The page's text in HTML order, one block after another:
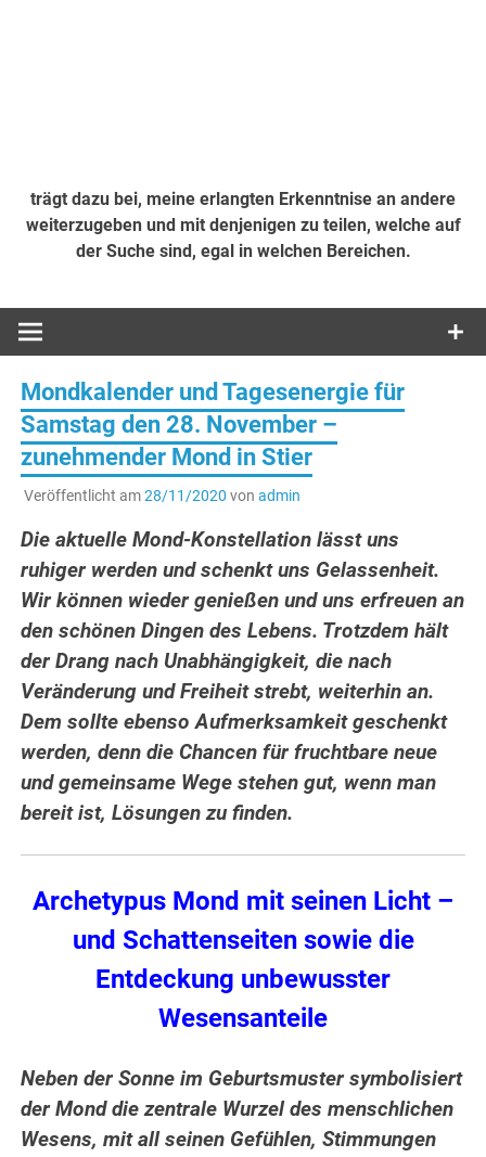
trägt dazu bei, meine erlangten Erkenntnise an andere
weiterzugeben und mit denjenigen zu teilen, welche auf
der Suche sind, egal in welchen Bereichen.
Mondkalender und Tagesenergie für
Samstag den 28. November –
zunehmender Mond in Stier
Veröffentlicht am28/11/2020 von admin
Die aktuelle Mond-Konstellation lässt uns
ruhiger werden und schenkt uns Gelassenheit.
Wir können wieder genießen und uns erfreuen an
den schönen Dingen des Lebens. Trotzdem hält
der Drang nach Unabhängigkeit, die nach
Veränderung und Freiheit strebt, weiterhin an.
Dem sollte ebenso Aufmerksamkeit geschenkt
werden, denn die Chancen für fruchtbare neue
und gemeinsame Wege stehen gut, wenn man
bereit ist, Lösungen zu finden.
Archetypus Mond mit seinen Licht –
und Schattenseiten sowie die
Entdeckung unbewusster
Wesensanteile
Neben der Sonne im Geburtsmuster symbolisiert
der Mond die zentrale Wurzel des menschlichen
Wesens, mit all seinen Gefühlen, Stimmungen